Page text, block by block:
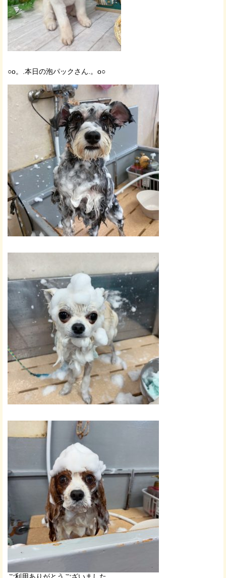
○o。.本日の泡パックさん.。o○